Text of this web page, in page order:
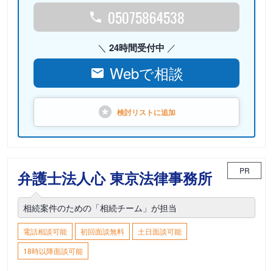
05075864538
24時間受付中
Webで相談
検討リストに追加
弁護士法人心 東京法律事務所 PR
相続案件のための「相続チーム」が担当
電話相談可能 初回面談無料
土日面談可能
18時以降面談可能